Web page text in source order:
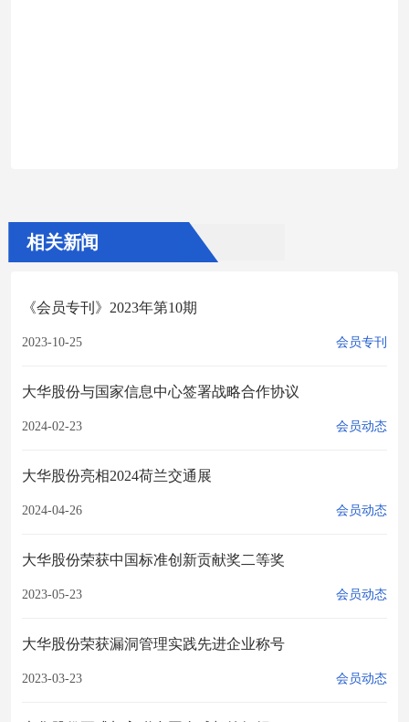
相关新闻
《会员专刊》2023年第10期
2023-10-25 会员专刊
大华股份与国家信息中心签署战略合作协议
2024-02-23 会员动态
大华股份亮相2024荷兰交通展
2024-04-26 会员动态
大华股份荣获中国标准创新贡献奖二等奖
2023-05-23 会员动态
大华股份荣获漏洞管理实践先进企业称号
2023-03-23 会员动态